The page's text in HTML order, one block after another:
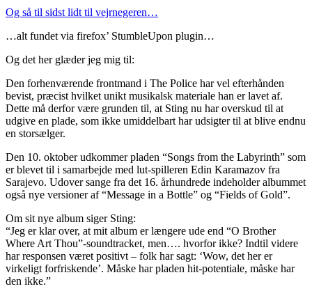
Og så til sidst lidt til vejrnegeren…
…alt fundet via firefox’ StumbleUpon plugin…
Og det her glæder jeg mig til:
Den forhenværende frontmand i The Police har vel efterhånden
bevist, præcist hvilket unikt musikalsk materiale han er lavet af.
Dette må derfor være grunden til, at Sting nu har overskud til at
udgive en plade, som ikke umiddelbart har udsigter til at blive endnu
en storsælger.
Den 10. oktober udkommer pladen “Songs from the Labyrinth” som
er blevet til i samarbejde med lut-spilleren Edin Karamazov fra
Sarajevo. Udover sange fra det 16. århundrede indeholder albummet
også nye versioner af “Message in a Bottle” og “Fields of Gold”.
Om sit nye album siger Sting:
“Jeg er klar over, at mit album er længere ude end “O Brother
Where Art Thou”-soundtracket, men…. hvorfor ikke? Indtil videre
har responsen været positivt – folk har sagt: ‘Wow, det her er
virkeligt forfriskende’. Måske har pladen hit-potentiale, måske har
den ikke.”